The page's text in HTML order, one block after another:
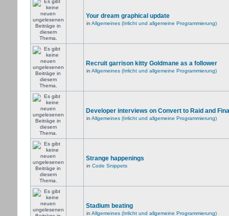
Your dream graphical update
in Allgemeines (Irrlicht und allgemeine Programmierung)
Recruit garrison kitty Goldmane as a follower
in Allgemeines (Irrlicht und allgemeine Programmierung)
Developer interviews on Convert to Raid and
in Allgemeines (Irrlicht und allgemeine Programmierung)
Strange happenings
in Code Snippets
Stadium beating
in Allgemeines (Irrlicht und allgemeine Programmierung)